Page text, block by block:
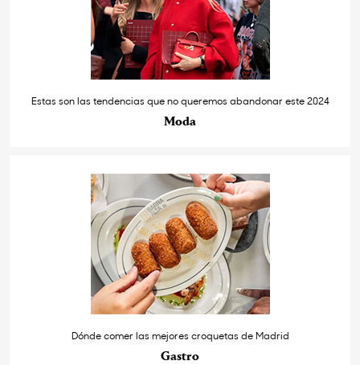
Estas son las tendencias que no queremos abandonar este 2024
Moda
Dónde comer las mejores croquetas de Madrid
Gastro